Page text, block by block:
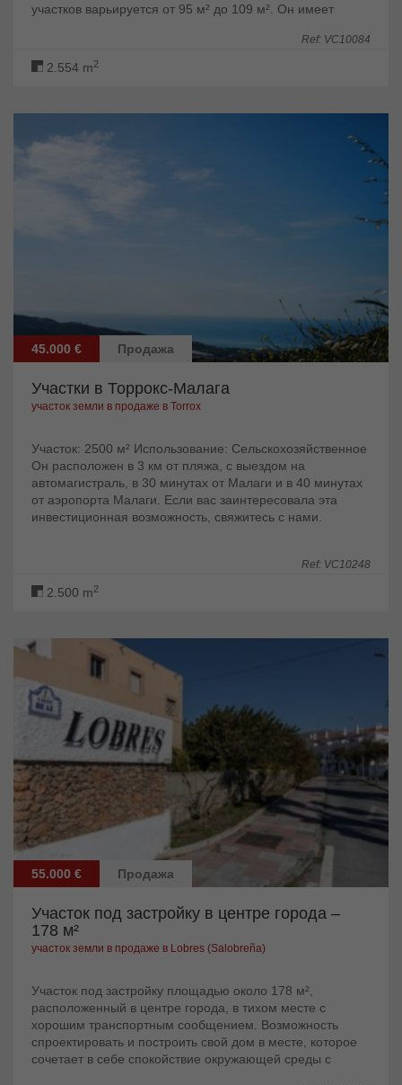
участков варьируется от 95 м² до 109 м². Он имеет
Ref: VC10084
2.554 m2
45.000 € Продажа
Участки в Торрокс-Малага
участок земли в продаже в Torrox
Участок: 2500 м² Использование: Сельскохозяйственное
Он расположен в 3 км от пляжа, с выездом на
автомагистраль, в 30 минутах от Малаги и в 40 минутах
от аэропорта Малаги. Если вас заинтересовала эта
инвестиционная возможность, свяжитесь с нами.
Ref: VC10248
2.500 m2
55.000 € Продажа
Участок под застройку в центре города –
178 м²
участок земли в продаже в Lobres (Salobreña)
Участок под застройку площадью около 178 м²,
расположенный в центре города, в тихом месте с
хорошим транспортным сообщением. Возможность
спроектировать и построить свой дом в месте, которое
сочетает в себе спокойствие окружающей среды с